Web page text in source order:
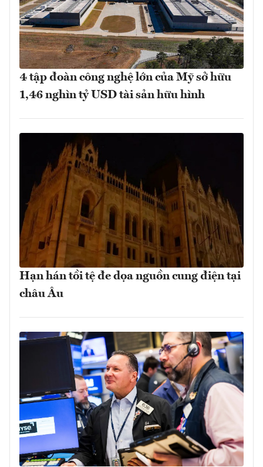
4 tập đoàn công nghệ lớn của Mỹ sở hữu
1,46 nghìn tỷ USD tài sản hữu hình
Hạn hán tồi tệ đe dọa nguồn cung điện tại
châu Âu